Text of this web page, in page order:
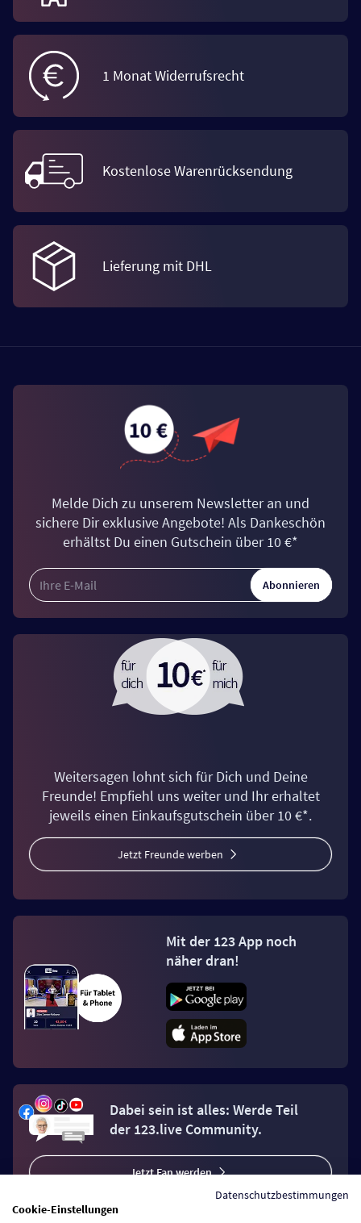
1 Monat Widerrufsrecht
Kostenlose Warenrücksendung
Lieferung mit DHL
Melde Dich zu unserem Newsletter an und
sichere Dir exklusive Angebote! Als Dankeschön
erhältst Du einen Gutschein über 10 €*
Abonnieren
Weitersagen lohnt sich für Dich und Deine
Freunde! Empfiehl uns weiter und Ihr erhaltet
jeweils einen Einkaufsgutschein über 10 €*.
Jetzt Freunde werben
Mit der 123 App noch
näher dran!
Dabei sein ist alles: Werde Teil
der 123.live Community.
Jetzt Fan werden
Datenschutzbestimmungen
Cookie-Einstellungen